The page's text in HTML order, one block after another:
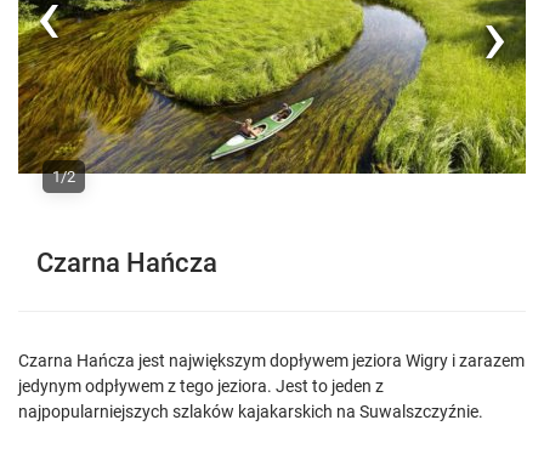
1/2
Czarna Hańcza
Czarna Hańcza jest największym dopływem jeziora Wigry i zarazem
jedynym odpływem z tego jeziora. Jest to jeden z
najpopularniejszych szlaków kajakarskich na Suwalszczyźnie.